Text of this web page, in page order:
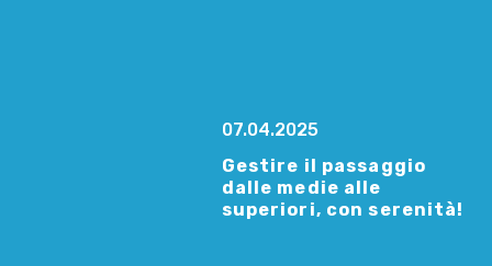
07.04.2025
Gestire il passaggio
dalle medie alle
superiori, con serenità!